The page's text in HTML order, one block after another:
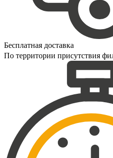
Бесплатная доставка
По территории присутствия